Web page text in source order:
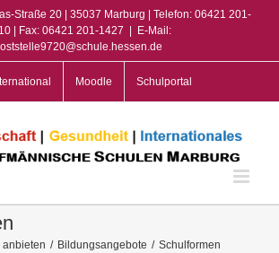
Straße 20 | 35037 Marburg | Telefon: 06421 201-
| Fax: 06421 201-1427
E-Mail:
Moodle Schulportal
anbieten / Bildungsangebote / Schulformen